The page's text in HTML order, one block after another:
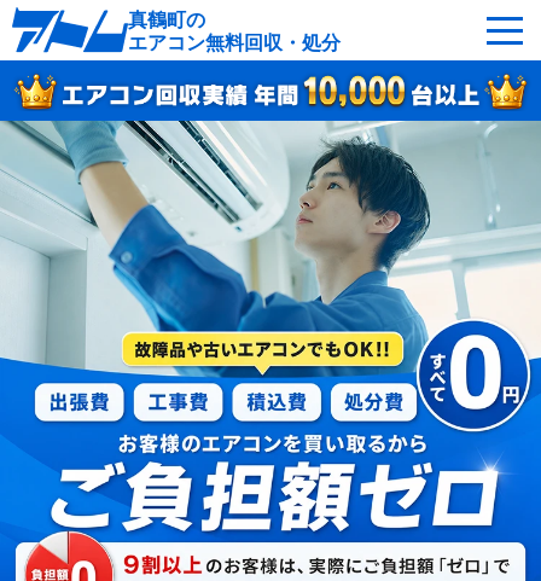
真鶴町の
エアコン無料回収・処分
サービスの特徴 回収可能なエアコン
対応エリア 回収の流れ
よくあるご質問 運営会社
真鶴町へ無料出張
最短即日 お急ぎの方はこちら
050-5482-9461
受付：24時間年中無休（通話料無料）
LINEやメールでカンタン依頼